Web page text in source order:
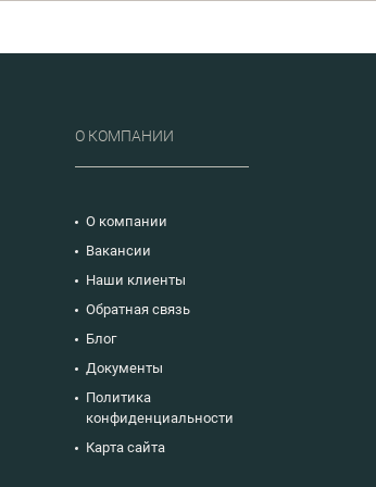
О КОМПАНИИ
О компании
Вакансии
Наши клиенты
Обратная связь
Блог
Документы
Политика
конфиденциальности
Карта сайта